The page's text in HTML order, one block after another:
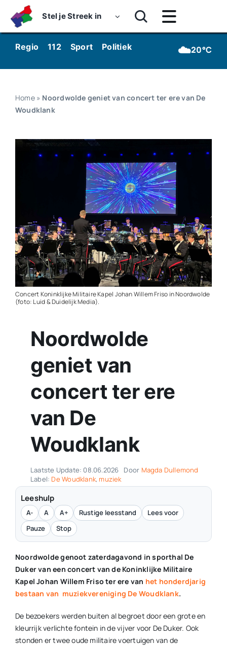
content
Stel je Streek in
Toggle
Navigatie
Home
Nieuws
Luister
Werken bij Streekomroep ‘De Werven’
Contact
Plaats je eigen nieuws
Regio 112 Sport Politiek Kunst & Cultuur
☁️20°C
Home» Noordwolde geniet van concert ter ere van De
Woudklank
Concert Koninklijke Militaire Kapel Johan Willem Friso in Noordwolde
(foto: Luid & Duidelijk Media).
Noordwolde
geniet van
concert ter ere
van De
Woudklank
Laatste Update: 08.06.2026 Door Magda Dullemond
Label: De Woudklank, muziek
Leeshulp
A- A A+ Rustige leesstand
Lees voor
Pauze
Stop
Noordwolde genoot zaterdagavond in sporthal De
Duker van een concert van de Koninklijke Militaire
Kapel Johan Willem Friso ter ere van het honderdjarig
bestaan van muziekvereniging De Woudklank.
De bezoekers werden buiten al begroet door een grote en
kleurrijk verlichte fontein in de vijver voor De Duker. Ook
stonden er twee oude militaire voertuigen van de